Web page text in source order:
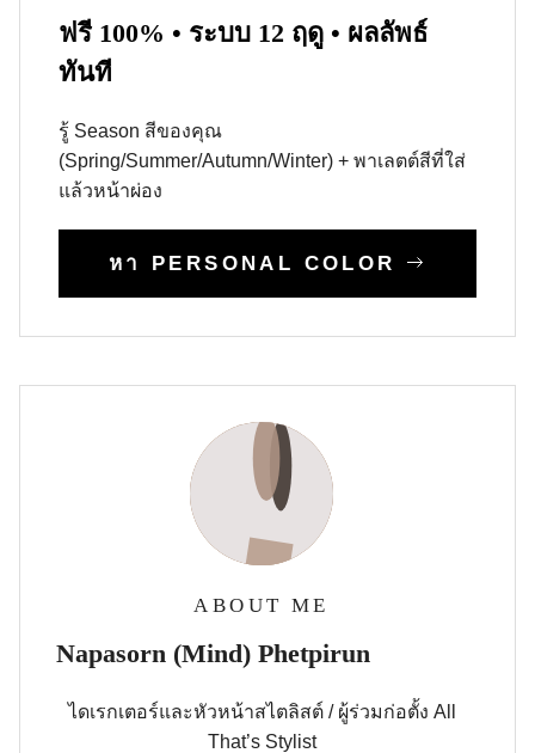
ฟรี 100% • ระบบ 12 ฤดู • ผลลัพธ์
ทันที
รู้ Season สีของคุณ
(Spring/Summer/Autumn/Winter) + พาเลตต์สีที่ใส่
แล้วหน้าผ่อง
หา PERSONAL COLOR
ABOUT ME
Napasorn (Mind) Phetpirun
ไดเรกเตอร์และหัวหน้าสไตลิสต์ / ผู้ร่วมก่อตั้ง All
That’s Stylist